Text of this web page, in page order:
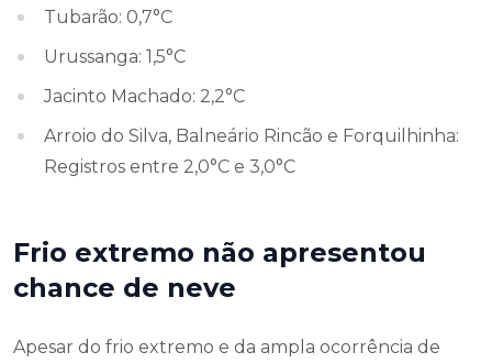
Tubarão: 0,7°C
Urussanga: 1,5°C
Jacinto Machado: 2,2°C
Arroio do Silva, Balneário Rincão e Forquilhinha:
Registros entre 2,0°C e 3,0°C
Frio extremo não apresentou
chance de neve
Apesar do frio extremo e da ampla ocorrência de